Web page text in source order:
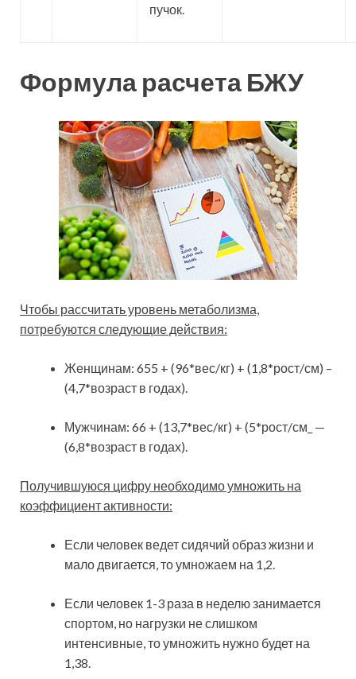
пучок.
Формула расчета БЖУ
Чтобы рассчитать уровень метаболизма,
потребуются следующие действия:
Женщинам: 655 + (96*вес/кг) + (1,8*рост/см) –
(4,7*возраст в годах).
Мужчинам: 66 + (13,7*вес/кг) + (5*рост/см_ —
(6,8*возраст в годах).
Получившуюся цифру необходимо умножить на
коэффициент активности:
Если человек ведет сидячий образ жизни и
мало двигается, то умножаем на 1,2.
Если человек 1-3 раза в неделю занимается
спортом, но нагрузки не слишком
интенсивные, то умножить нужно будет на
1,38.